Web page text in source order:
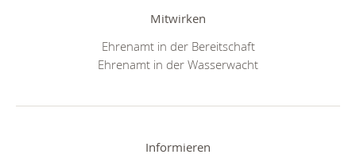
Mitwirken
Ehrenamt in der Bereitschaft
Ehrenamt in der Wasserwacht
Informieren